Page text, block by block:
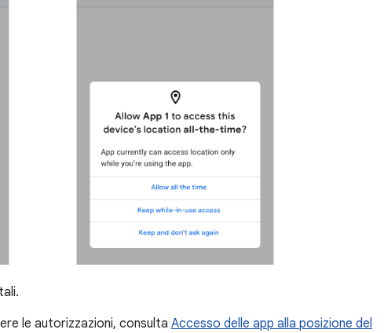
le autorizzazioni, consulta Accesso delle app alla posizione del